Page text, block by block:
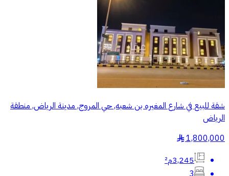
شقة للبيع في شارع المغيره بن شعبه, حي المروج, مدينة الرياض, منطقة
الرياض
1,800,000
§
3,245م²